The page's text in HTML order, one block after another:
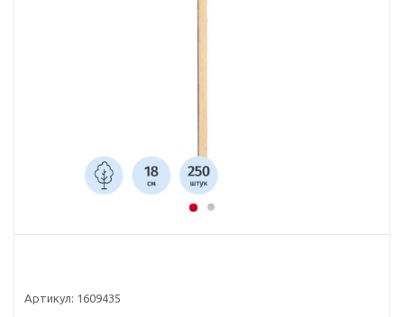
Артикул: 1609435